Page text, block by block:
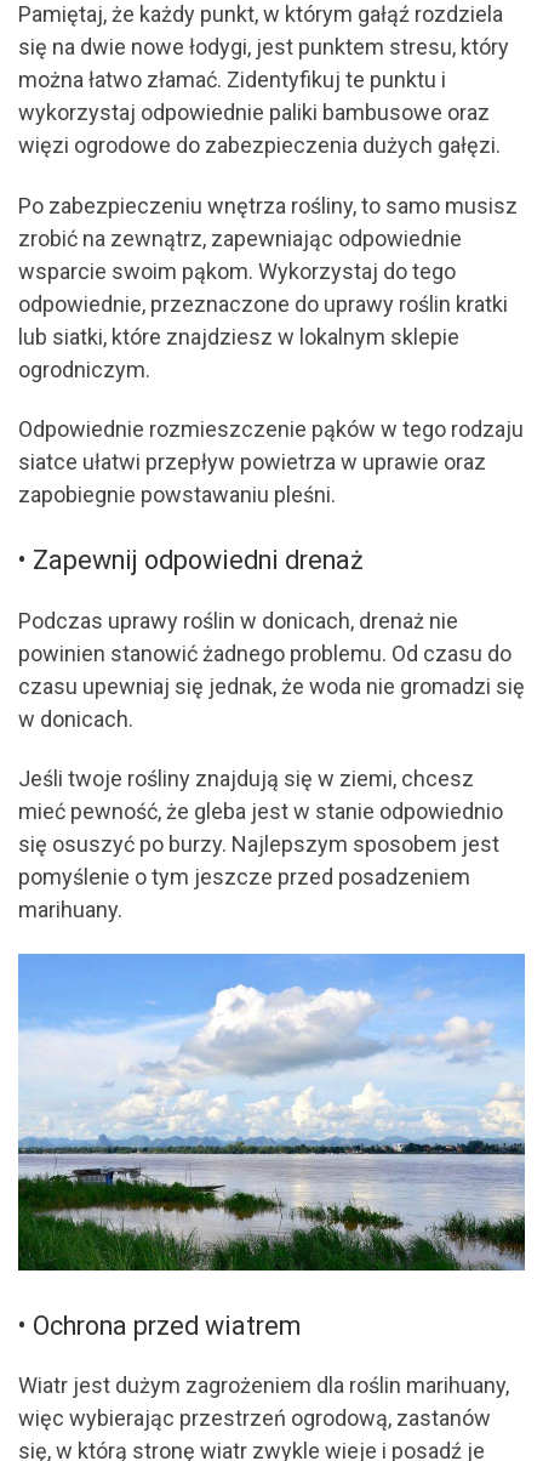
Pamiętaj, że każdy punkt, w którym gałąź rozdziela
się na dwie nowe łodygi, jest punktem stresu, który
można łatwo złamać. Zidentyfikuj te punktu i
wykorzystaj odpowiednie paliki bambusowe oraz
więzi ogrodowe do zabezpieczenia dużych gałęzi.
Po zabezpieczeniu wnętrza rośliny, to samo musisz
zrobić na zewnątrz, zapewniając odpowiednie
wsparcie swoim pąkom. Wykorzystaj do tego
odpowiednie, przeznaczone do uprawy roślin kratki
lub siatki, które znajdziesz w lokalnym sklepie
ogrodniczym.
Odpowiednie rozmieszczenie pąków w tego rodzaju
siatce ułatwi przepływ powietrza w uprawie oraz
zapobiegnie powstawaniu pleśni.
• Zapewnij odpowiedni drenaż
Podczas uprawy roślin w donicach, drenaż nie
powinien stanowić żadnego problemu. Od czasu do
czasu upewniaj się jednak, że woda nie gromadzi się
w donicach.
Jeśli twoje rośliny znajdują się w ziemi, chcesz
mieć pewność, że gleba jest w stanie odpowiednio
się osuszyć po burzy. Najlepszym sposobem jest
pomyślenie o tym jeszcze przed posadzeniem
marihuany.
• Ochrona przed wiatrem
Wiatr jest dużym zagrożeniem dla roślin marihuany,
więc wybierając przestrzeń ogrodową, zastanów
się, w którą stronę wiatr zwykle wieje i posadź je